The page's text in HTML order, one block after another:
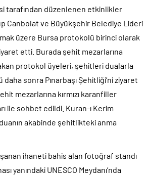
tarafından düzenlenen etkinlikler
Canbolat ve Büyükşehir Belediye Lideri
üzere Bursa protokolü birinci olarak
etti. Burada şehit mezarlarına
protokol üyeleri, şehitleri dualarla
sonra Pınarbaşı Şehitliği’ni ziyaret
mezarlarına kırmızı karanfiller
ile sohbet edildi. Kuran-ı Kerim
akabinde şehitlikteki anma
ihaneti bahis alan fotoğraf standı
yanındaki UNESCO Meydanı’nda